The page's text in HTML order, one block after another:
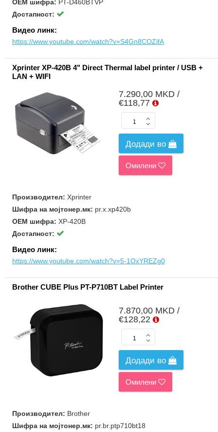
ОЕМ шифра: PT-D460BTVP
Достапност:
Видео линк:
https://www.youtube.com/watch?v=S4Gn8COZifA
Xprinter XP-420B 4" Direct Thermal label printer / USB +
LAN + WIFI
7.290,00 MKD /
€118,77
Додади во
Омилени
Производител: Xprinter
Шифра на мојтонер.мк: pr.x.xp420b
ОЕМ шифра: XP-420B
Достапност:
Видео линк:
https://www.youtube.com/watch?v=5-1OxYREZg0
Brother CUBE Plus PT-P710BT Label Printer
7.870,00 MKD /
€128,22
Додади во
Омилени
Производител: Brother
Шифра на мојтонер.мк: pr.br.ptp710bt18